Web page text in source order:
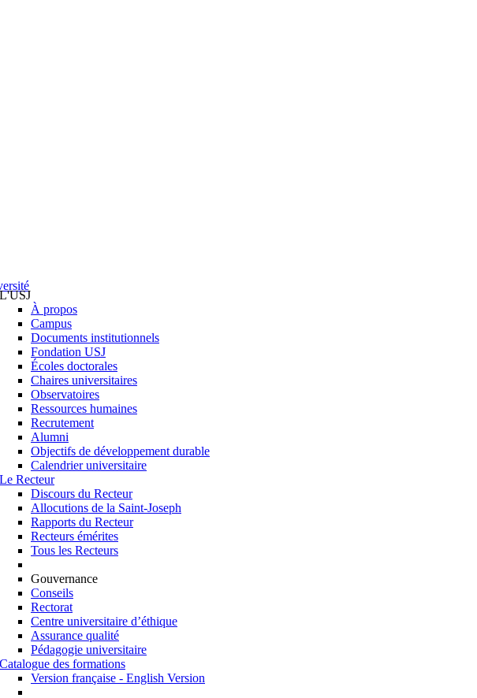
L'USJ
À propos
Campus
Documents institutionnels
Fondation USJ
Écoles doctorales
Chaires universitaires
Observatoires
Ressources humaines
Recrutement
Alumni
Objectifs de développement durable
Calendrier universitaire
Le Recteur
Discours du Recteur
Allocutions de la Saint-Joseph
Rapports du Recteur
Recteurs émérites
Tous les Recteurs
Gouvernance
Conseils
Rectorat
Centre universitaire d’éthique
Assurance qualité
Pédagogie universitaire
Catalogue des formations
Version française - English Version